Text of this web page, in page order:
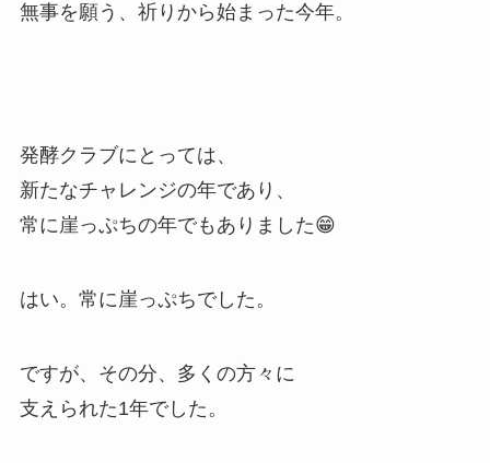
無事を願う、祈りから始まった今年。
発酵クラブにとっては、
新たなチャレンジの年であり、
常に崖っぷちの年でもありました😁
はい。常に崖っぷちでした。
ですが、その分、多くの方々に
支えられた1年でした。